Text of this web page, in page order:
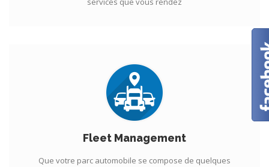
Fleet Management
Que votre parc automobile se compose de quelques